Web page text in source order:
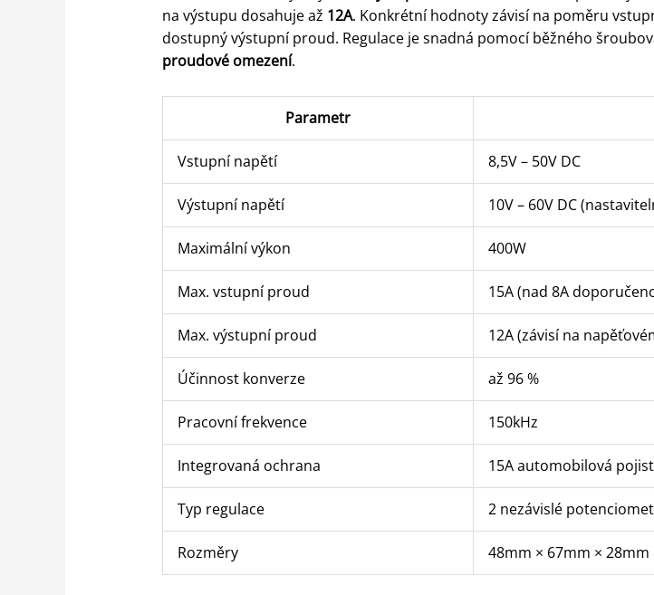
na výstupu dosahuje až 12A. Konkrétní hodnoty závisí na poměru
dostupný výstupní proud. Regulace je snadná pomocí běžného
proudové omezení.
Parametr
Vstupní napětí 8,5V – 50V DC
Výstupní napětí 10V – 60V DC
Maximální výkon 400W
Max. vstupní proud 15A (nad 8A
Max. výstupní proud 12A (závisí na
Účinnost konverze až 96 %
Pracovní frekvence 150kHz
Integrovaná ochrana 15A automobilová
Typ regulace 2 nezávislé
Rozměry 48mm × 67mm × 28mm